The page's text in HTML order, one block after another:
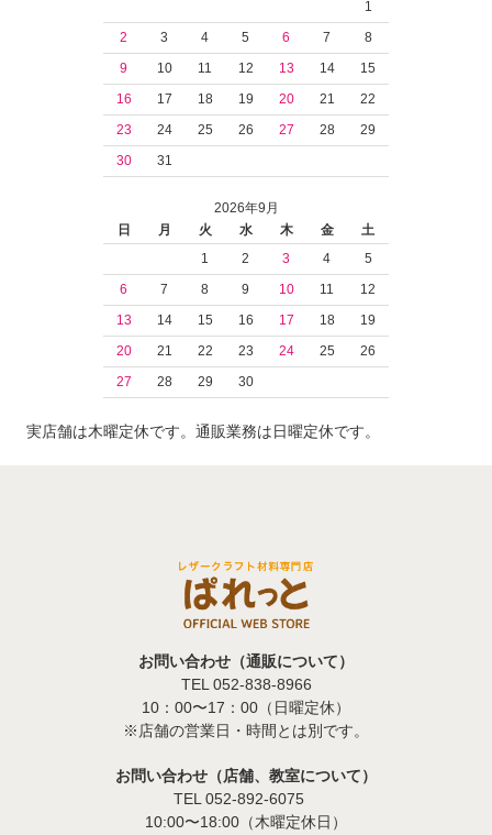
1
2
3 4 5 6 7
8
9
10 11 12 13 14
15
16
17 18 19 20 21
22
23
24 25 26 27 28
29
30
31
2026年9月
日
月 火 水 木 金
土
1
2 3 4
5
6
7 8 9 10 11
12
13
14 15 16 17 18
19
20
21 22 23 24 25
26
27
28 29 30
実店舗は木曜定休です。通販業務は日曜定休です。
お問い合わせ（通販について）
TEL 052-838-8966
10：00〜17：00（日曜定休）
※店舗の営業日・時間とは別です。
お問い合わせ（店舗、教室について）
TEL 052-892-6075
10:00〜18:00（木曜定休日）